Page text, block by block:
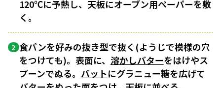
120℃に予熱し、天板にオーブン用ペーパーを敷
く。
2 食パンを好みの抜き型で抜く(ようじで模様の穴
をつけても)。表面に、 溶かしバターをはけやス
プーンでぬる。 バットにグラニュー糖を広げて